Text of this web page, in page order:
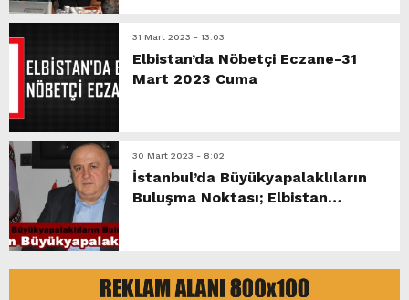
31 Mart 2023 - 13:03
Elbistan’da Nöbetçi Eczane-31
Mart 2023 Cuma
30 Mart 2023 - 8:02
İstanbul’da Büyükyapalaklıların
Buluşma Noktası; Elbistan